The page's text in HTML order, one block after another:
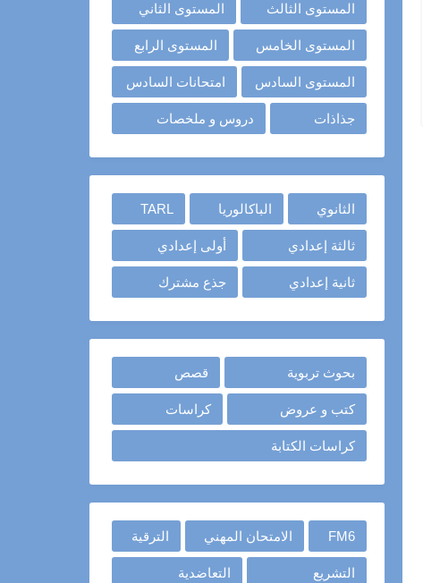
المستوى الثالث المستوى الثاني
المستوى الخامس المستوى الرابع
المستوى السادس امتحانات السادس
جذاذات دروس و ملخصات
الثانوي الباكالوريا TARL
ثالثة إعدادي أولى إعدادي
ثانية إعدادي جذع مشترك
بحوث تربوية قصص
كتب و عروض كراسات
كراسات الكتابة
FM6 الامتحان المهني الترقية
التشريع التعاضدية